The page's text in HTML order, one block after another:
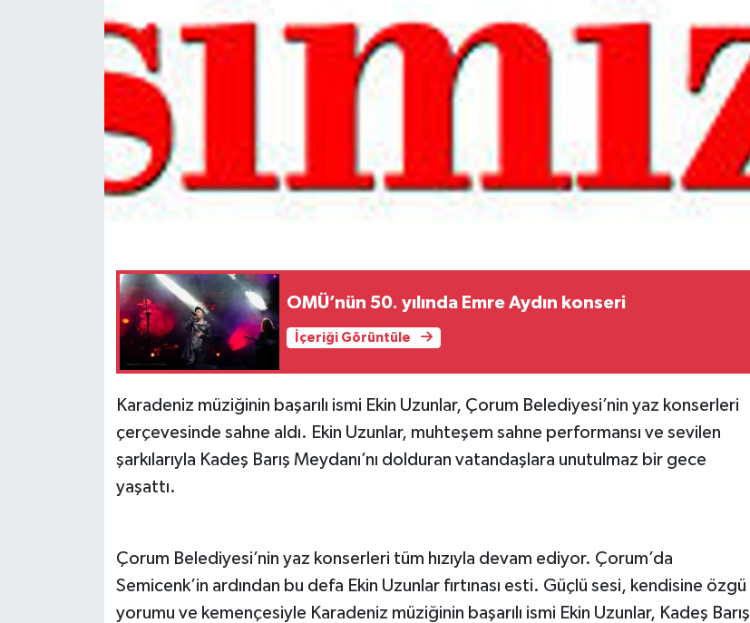
OMÜ’nün 50. yılında Emre Aydın konseri
İçeriği Görüntüle
Karadeniz müziğinin başarılı ismi Ekin Uzunlar, Çorum Belediyesi’nin yaz konserleri
çerçevesinde sahne aldı. Ekin Uzunlar, muhteşem sahne performansı ve sevilen
şarkılarıyla Kadeş Barış Meydanı’nı dolduran vatandaşlara unutulmaz bir gece
yaşattı.
Çorum Belediyesi’nin yaz konserleri tüm hızıyla devam ediyor. Çorum’da
Semicenk’in ardından bu defa Ekin Uzunlar fırtınası esti. Güçlü sesi, kendisine özgü
yorumu ve kemençesiyle Karadeniz müziğinin başarılı ismi Ekin Uzunlar, Kadeş Barış
Teknoloji
Tokat Haberleri